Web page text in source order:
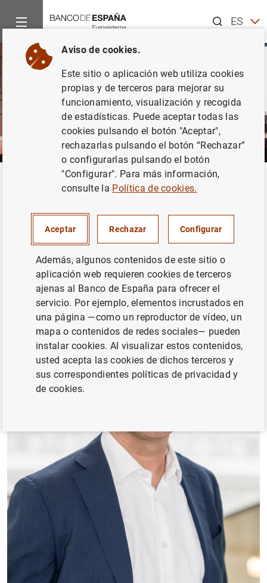
ESEN
Áreas de actuación Análisis e investigación
Aviso de cookies.
Este sitio o aplicación web utiliza cookies
propias y de terceros para mejorar su
funcionamiento, visualización y recogida
de estadísticas. Puede aceptar todas las
cookies pulsando el botón "Aceptar",
rechazarlas pulsando el botón “Rechazar”
o configurarlas pulsando el botón
"Configurar". Para más información,
consulte la Política de cookies.
Aceptar Rechazar Configurar
Además, algunos contenidos de este sitio o
aplicación web requieren cookies de terceros
ajenas al Banco de España para ofrecer el
servicio. Por ejemplo, elementos incrustados en
una página —como un reproductor de vídeo, un
mapa o contenidos de redes sociales— pueden
instalar cookies. Al visualizar estos contenidos,
usted acepta las cookies de dichos terceros y
sus correspondientes políticas de privacidad y
de cookies.